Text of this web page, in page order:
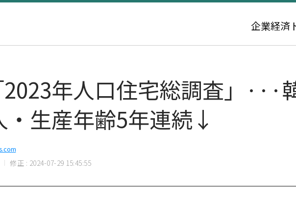
企業経済
年人口住宅総調査」···
・生産年齢5年連続↓
修正 : 2024-07-29 15:45:55